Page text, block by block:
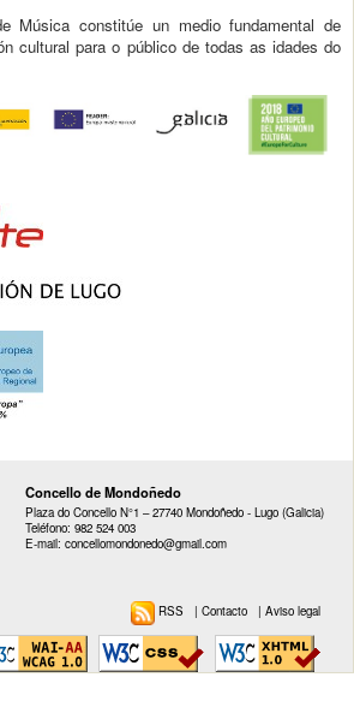
Música constitúe un medio fundamental de
cultural para o público de todas as idades do
Concello de Mondoñedo
Plaza do Concello N°1 – 27740 Mondoñedo - Lugo (Galicia)
Teléfono: 982 524 003
E-mail: concellomondonedo@gmail.com
RSS |Contacto |Aviso legal